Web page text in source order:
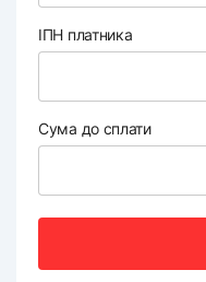
ІПН платника
Сума до сплати